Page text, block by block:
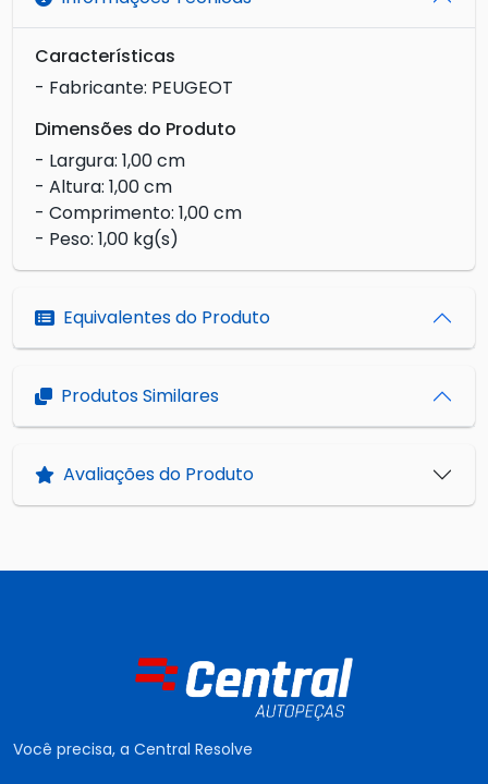
Características
- Fabricante: PEUGEOT
Dimensões do Produto
- Largura: 1,00 cm
- Altura: 1,00 cm
- Comprimento: 1,00 cm
- Peso: 1,00 kg(s)
Equivalentes do Produto
Produtos Similares
Avaliações do Produto
Você precisa, a Central Resolve